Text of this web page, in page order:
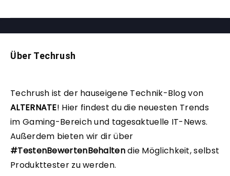
Über Techrush
Techrush ist der hauseigene Technik-Blog von
ALTERNATE! Hier findest du die neuesten Trends
im Gaming-Bereich und tagesaktuelle IT-News.
Außerdem bieten wir dir über
#TestenBewertenBehaltendie Möglichkeit, selbst
Produkttester zu werden.